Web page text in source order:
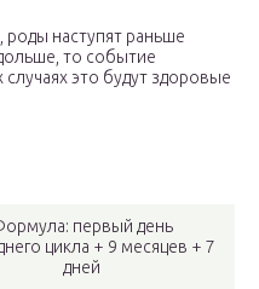
роды наступят раньше
то событие
это будут здоровые
первый день
цикла + 9 месяцев + 7
дней